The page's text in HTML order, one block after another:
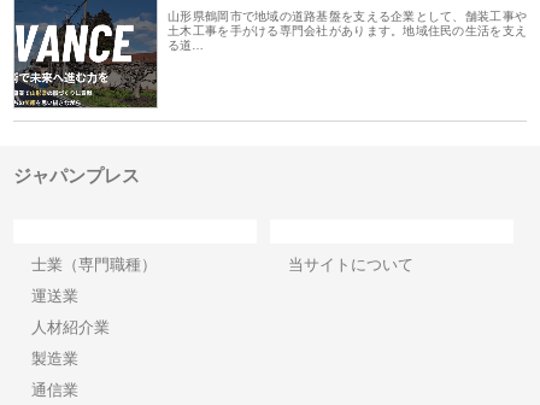
山形県鶴岡市で地域の道路基盤を支える企業として、舗装工事や
土木工事を手がける専門会社があります。地域住民の生活を支え
る道…
ジャパンプレス
士業（専門職種）
運送業
人材紹介業
製造業
通信業
当サイトについて